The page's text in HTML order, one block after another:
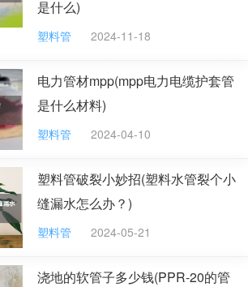
是什么)
塑料管 2024-11-18
电力管材mpp(mpp电力电缆护套管
是什么材料)
塑料管 2024-04-10
塑料管破裂小妙招(塑料水管裂个小
缝漏水怎么办？)
塑料管 2024-05-21
浇地的软管子多少钱(PPR-20的管